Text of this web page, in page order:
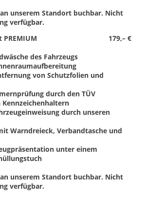
unserem Standort buchbar. Nicht
verfügbar.
179,– €
PREMIUM
des Fahrzeugs
von Schutzfolien und
durch den TÜV
durch unseren
Warndreieck, Verbandtasche und
unter einem
unserem Standort buchbar. Nicht
verfügbar.